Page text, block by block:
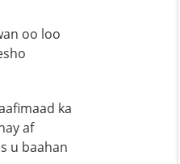
oo loo
ka
af
u baahan